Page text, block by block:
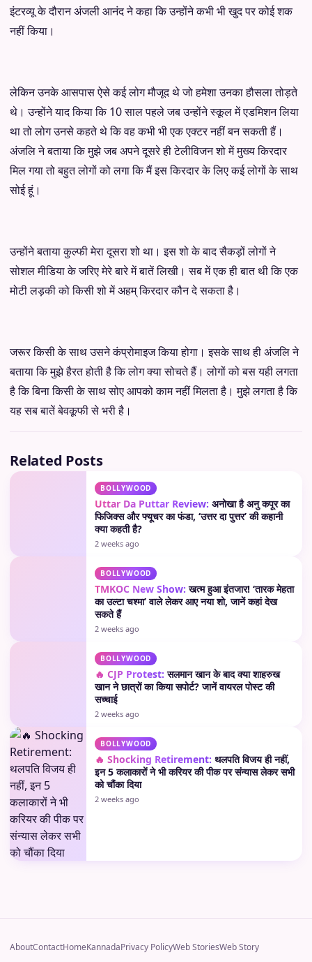
इंटरव्यू के दौरान अंजली आनंद ने कहा कि उन्होंने कभी भी खुद पर कोई शक
नहीं किया।
लेकिन उनके आसपास ऐसे कई लोग मौजूद थे जो हमेशा उनका हौसला तोड़ते
थे। उन्होंने याद किया कि 10 साल पहले जब उन्होंने स्कूल में एडमिशन लिया
था तो लोग उनसे कहते थे कि वह कभी भी एक एक्टर नहीं बन सकती हैं।
अंजलि ने बताया कि मुझे जब अपने दूसरे ही टेलीविजन शो में मुख्य किरदार
मिल गया तो बहुत लोगों को लगा कि मैं इस किरदार के लिए कई लोगों के साथ
सोई हूं।
उन्होंने बताया कुल्फी मेरा दूसरा शो था। इस शो के बाद सैकड़ों लोगों ने
सोशल मीडिया के जरिए मेरे बारे में बातें लिखी। सब में एक ही बात थी कि एक
मोटी लड़की को किसी शो में अहम् किरदार कौन दे सकता है।
जरूर किसी के साथ उसने कंप्रोमाइज किया होगा। इसके साथ ही अंजलि ने
बताया कि मुझे हैरत होती है कि लोग क्या सोचते हैं। लोगों को बस यही लगता
है कि बिना किसी के साथ सोए आपको काम नहीं मिलता है। मुझे लगता है कि
यह सब बातें बेवकूफी से भरी है।
Related Posts
BOLLYWOOD
Uttar Da Puttar Review: अनोखा है अनु कपूर का
फिजिक्स और फ्यूचर का फंडा, ‘उत्तर दा पुत्तर’ की कहानी
क्या कहती है?
2 weeks ago
BOLLYWOOD
TMKOC New Show: खत्म हुआ इंतजार! ‘तारक मेहता
का उल्टा चश्मा’ वाले लेकर आए नया शो, जानें कहां देख
सकते हैं
2 weeks ago
BOLLYWOOD
🔥 CJP Protest: सलमान खान के बाद क्या शाहरुख
खान ने छात्रों का किया सपोर्ट? जानें वायरल पोस्ट की
सच्चाई
2 weeks ago
BOLLYWOOD
🔥 Shocking Retirement: थलपति विजय ही नहीं,
इन 5 कलाकारों ने भी करियर की पीक पर संन्यास लेकर सभी
को चौंका दिया
2 weeks ago
AboutContactHomeKannadaPrivacy PolicyWeb StoriesWeb Story